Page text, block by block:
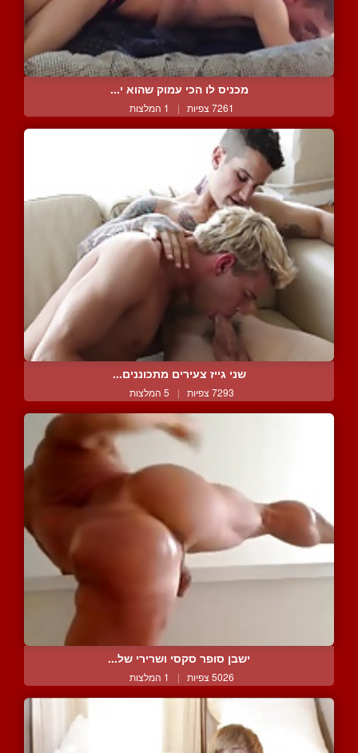
מכניס לו הכי עמוק שהוא י...
7261 צפיות | 1 המלצות
שני גייז צעירים מתכוננים...
7293 צפיות | 5 המלצות
ישבן סופר סקסי ושרירי של...
5026 צפיות | 1 המלצות